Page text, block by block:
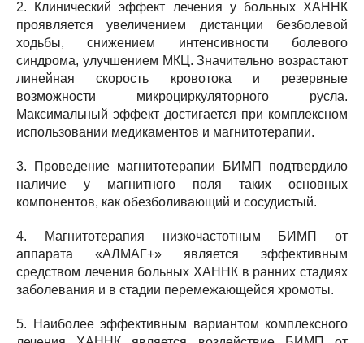
2. Клинический эффект лечения у больных ХАННК
проявляется увеличением дистанции безболевой
ходьбы, снижением интенсивности болевого
синдрома, улучшением МКЦ. Значительно возрастают
линейная скорость кровотока и резервные
возможности микроциркуляторного русла.
Максимальный эффект достигается при комплексном
использовании медикаментов и магнитотерапии.
3. Проведение магнитотерапии БИМП подтвердило
наличие у магнитного поля таких основных
компонентов, как обезболивающий и сосудистый.
4. Магнитотерапия низкочастотным БИМП от
аппарата «АЛМАГ+» является эффективным
средством лечения больных ХАННК в ранних стадиях
заболевания и в стадии перемежающейся хромоты.
5. Наиболее эффективным вариантом комплексного